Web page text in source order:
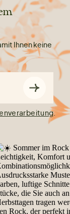
Ihnen keine
.